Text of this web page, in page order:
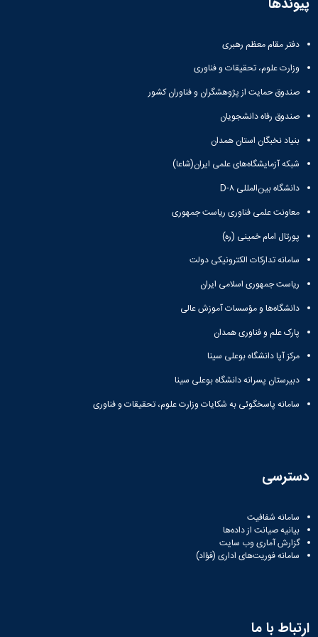
دفتر مقام معظم رهبری
وزارت علوم، تحقیقات و فناوری
صندوق حمایت از پژوهشگران و فناوران کشور
صندوق رفاه دانشجویان
بنیاد نخبگان استان همدان
شبکه آزمایشگاه‌های علمی ایران(شاعا)
دانشگاه بین‌المللی D-۸
معاونت علمی فناوری ریاست جمهوری
پورتال امام خمینی (ره)
سامانه تدارکات الکترونیکی دولت
ریاست جمهوری اسلامی ایران
دانشگاه‌ها و مؤسسات آموزش عالی
پارک علم و فناوری همدان
مرکز آپا دانشگاه بوعلی سینا
دبیرستان پسرانه دانشگاه بوعلی سینا
سامانه پاسخگوئی به شکایات وزارت علوم، تحقیقات و فناوری
دسترسی
سامانه شفافیت
بیانیه صیانت از داده‌ها
گزارش آماری وب‌ سایت
سامانه فوریت‌های اداری (فؤاد)
ارتباط با ما